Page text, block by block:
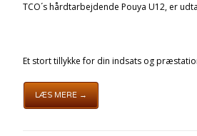
TCO´s hårdtarbejdende Pouya U12, er
Et stort tillykke for din indsats og
LÆS MERE →